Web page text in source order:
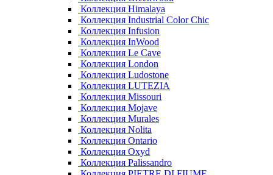
Коллекция Himalaya
Коллекция Industrial Color Chic
Коллекция Infusion
Коллекция InWood
Коллекция Le Cave
Коллекция London
Коллекция Ludostone
Коллекция LUTEZIA
Коллекция Missouri
Коллекция Mojave
Коллекция Murales
Коллекция Nolita
Коллекция Ontario
Коллекция Oxyd
Коллекция Palissandro